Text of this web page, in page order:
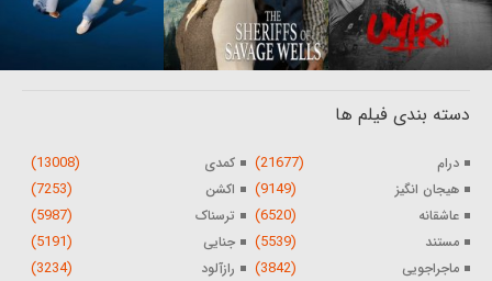
دسته بندی فیلم ها
درام (21677) کمدی (13008)
هیجان انگیز (9149) اکشن (7253)
عاشقانه (6520) ترسناک (5987)
مستند (5539) جنایی (5191)
ماجراجویی (3842) رازآلود (3234)